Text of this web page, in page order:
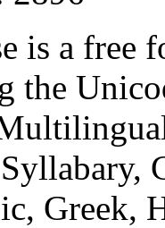
is a free
the
Greek,